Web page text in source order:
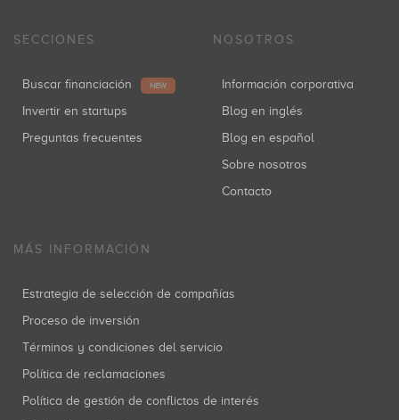
SECCIONES
Buscar financiación NEW
Invertir en startups
Preguntas frecuentes
NOSOTROS
Información corporativa
Blog en inglés
Blog en español
Sobre nosotros
Contacto
MÁS INFORMACIÓN
Estrategia de selección de compañías
Proceso de inversión
Términos y condiciones del servicio
Política de reclamaciones
Política de gestión de conflictos de interés